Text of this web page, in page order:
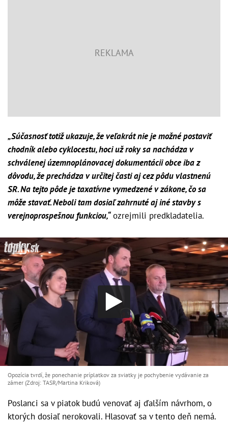
„Súčasnosť totiž ukazuje, že veľakrát nie je možné postaviť
chodník alebo cyklocestu, hoci už roky sa nachádza v
schválenej územnoplánovacej dokumentácii obce iba z
dôvodu, že prechádza v určitej časti aj cez pôdu vlastnenú
SR. Na tejto pôde je taxatívne vymedzené v zákone, čo sa
môže stavať. Neboli tam dosiaľ zahrnuté aj iné stavby s
verejnoprospešnou funkciou,“ozrejmili predkladatelia.
Opozícia tvrdí, že ponechanie príplatkov za sviatky je pochybenie vydávanie za
zámer (Zdroj: TASR/Martina Kriková)
Poslanci sa v piatok budú venovať aj ďalším návrhom, o
ktorých dosiaľ nerokovali. Hlasovať sa v tento deň nemá.